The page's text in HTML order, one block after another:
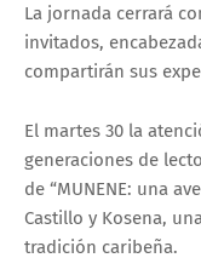
La jornada cerrará
invitados,
compartirán sus
El martes 30 la
generaciones de
de “MUNENE: una
Castillo y Kosena,
tradición caribeña.